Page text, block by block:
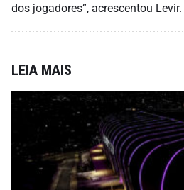
dos jogadores”, acrescentou Levir.
LEIA MAIS